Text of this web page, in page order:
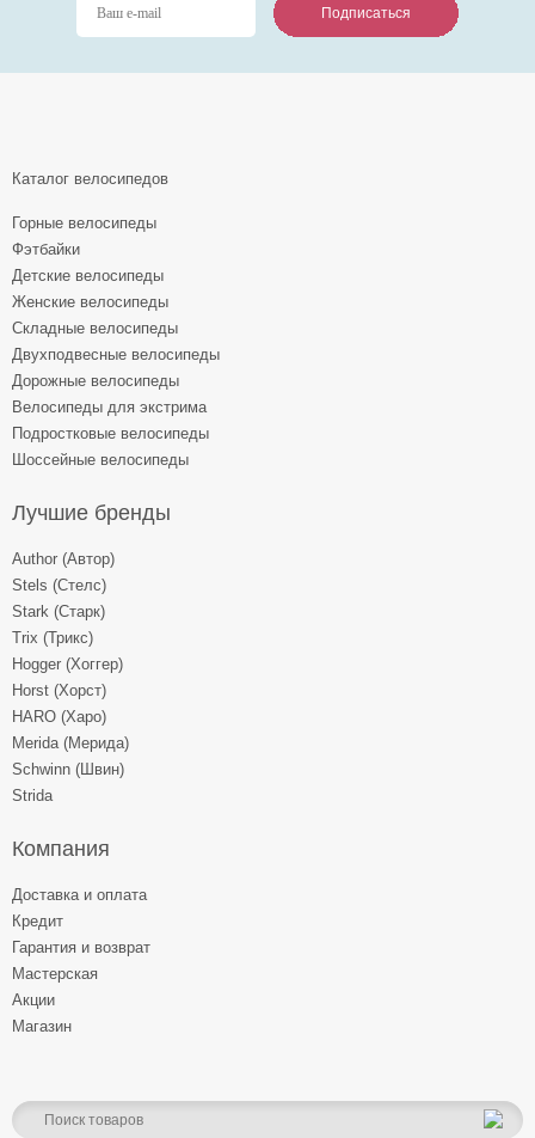
Подписаться
Подписаться
Подписаться
Каталог велосипедов
Горные велосипеды
Фэтбайки
Детские велосипеды
Женские велосипеды
Складные велосипеды
Двухподвесные велосипеды
Дорожные велосипеды
Велосипеды для экстрима
Подростковые велосипеды
Шоссейные велосипеды
Лучшие бренды
Author (Автор)
Stels (Стелс)
Stark (Старк)
Trix (Трикс)
Hogger (Хоггер)
Horst (Хорст)
HARO (Харо)
Merida (Мерида)
Schwinn (Швин)
Strida
Компания
Доставка и оплата
Кредит
Гарантия и возврат
Мастерская
Акции
Магазин